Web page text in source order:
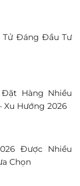
Tử Đáng Đầu Tư
Hàng Nhiều
Xu Hướng 2026
Được Nhiều
Chọn